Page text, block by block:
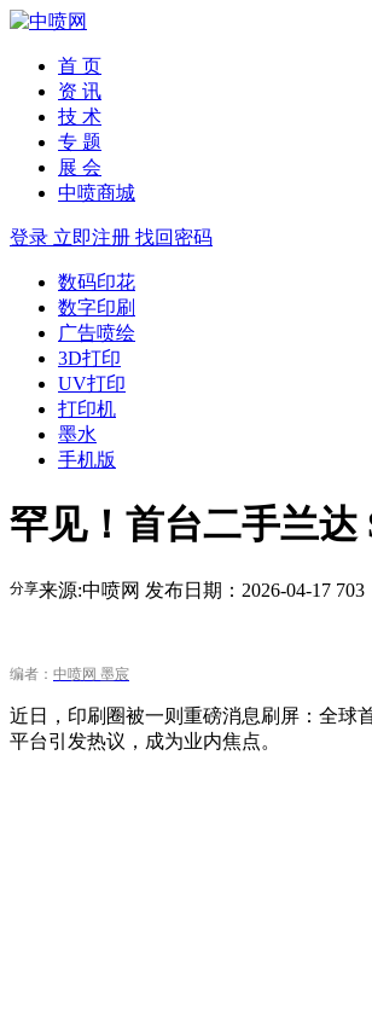
首 页
资 讯
技 术
专 题
展 会
中喷商城
登录 立即注册 找回密码
数码印花
数字印刷
广告喷绘
3D打印
UV打印
打印机
墨水
手机版
罕见！首台二手兰达
来源:中喷网 发布日期：2026-04-17 703
分享
编者： 中喷网 墨宸
近日，印刷圈被一则重磅消息刷屏：全球
平台引发热议，成为业内焦点。